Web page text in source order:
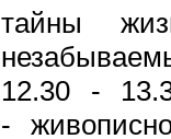
тайны
12.30 -
-